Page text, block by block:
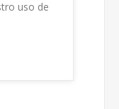
uso de